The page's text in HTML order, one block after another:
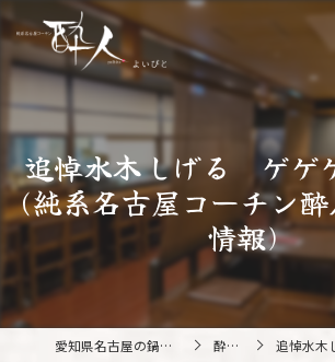
追悼水木しげる ゲゲ
(純系名古屋コーチン酔
情報)
愛知県名古屋の鍋なら純系名古屋コーチン 酔人 酔人ブログ 追悼水木しげる ゲゲゲ